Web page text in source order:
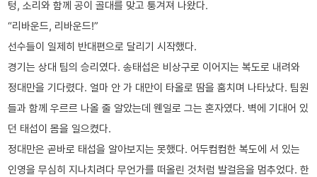
텅, 소리와 함께 공이 골대를 맞고 퉁겨져 나왔다.
“리바운드, 리바운드!”
선수들이 일제히 반대편으로 달리기 시작했다.
경기는 상대 팀의 승리였다. 송태섭은 비상구로 이어지는 복도로 내려와
정대만을 기다렸다. 얼마 안 가 대만이 타올로 땀을 훔치며 나타났다. 팀원
들과 함께 우르르 나올 줄 알았는데 웬일로 그는 혼자였다. 벽에 기대어 있
던 태섭이 몸을 일으켰다.
정대만은 곧바로 태섭을 알아보지는 못했다. 어두컴컴한 복도에 서 있는
인영을 무심히 지나치려다 무언가를 떠올린 것처럼 발걸음을 멈추었다. 한